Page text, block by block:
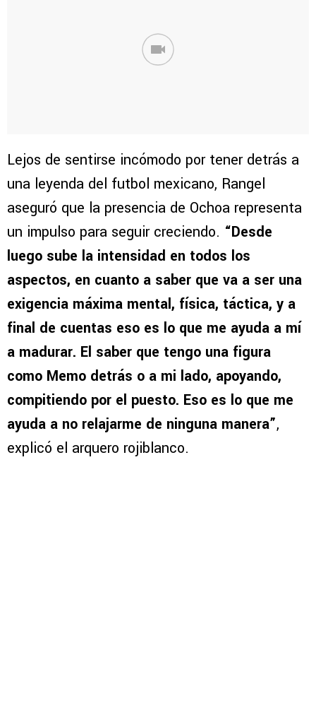
Lejos de sentirse incómodo por tener detrás a
una leyenda del futbol mexicano, Rangel
aseguró que la presencia de Ochoa representa
un impulso para seguir creciendo. “Desde
luego sube la intensidad en todos los
aspectos, en cuanto a saber que va a ser una
exigencia máxima mental, física, táctica, y a
final de cuentas eso es lo que me ayuda a mí
a madurar. El saber que tengo una figura
como Memo detrás o a mi lado, apoyando,
compitiendo por el puesto. Eso es lo que me
ayuda a no relajarme de ninguna manera”,
explicó el arquero rojiblanco.